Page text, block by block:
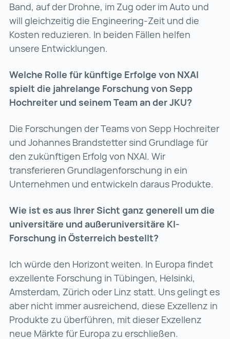
Band, auf der Drohne, im Zug oder im Auto und
will gleichzeitig die Engineering-Zeit und die
Kosten reduzieren. In beiden Fällen helfen
unsere Entwicklungen.
Welche Rolle für künftige Erfolge von NXAI
spielt die jahrelange Forschung von Sepp
Hochreiter und seinem Team an der JKU?
Die Forschungen der Teams von Sepp Hochreiter
und Johannes Brandstetter sind Grundlage für
den zukünftigen Erfolg von NXAI. Wir
transferieren Grundlagenforschung in ein
Unternehmen und entwickeln daraus Produkte.
Wie ist es aus Ihrer Sicht ganz generell um die
universitäre und außeruniversitäre KI-
Forschung in Österreich bestellt?
Ich würde den Horizont weiten. In Europa findet
exzellente Forschung in Tübingen, Helsinki,
Amsterdam, Zürich oder Linz statt. Uns gelingt es
aber nicht immer ausreichend, diese Exzellenz in
Produkte zu überführen, mit dieser Exzellenz
neue Märkte für Europa zu erschließen.